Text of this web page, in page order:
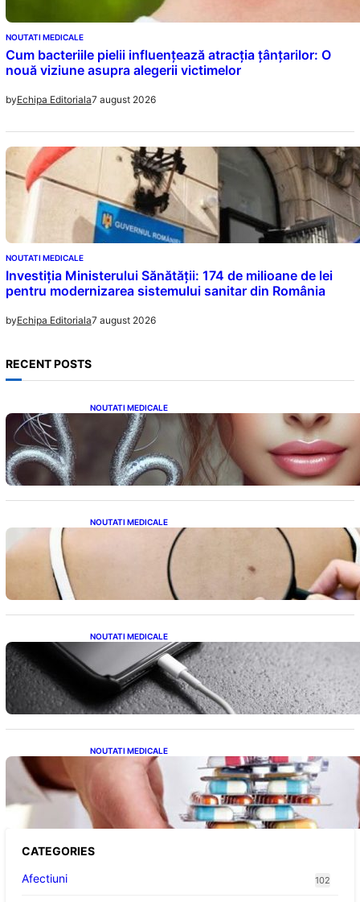
NOUTATI MEDICALE
Cum bacteriile pielii influențează atracția țânțarilor: O
nouă viziune asupra alegerii victimelor
byEchipa Editoriala7 august 2026
NOUTATI MEDICALE
Investiția Ministerului Sănătății: 174 de milioane de lei
pentru modernizarea sistemului sanitar din România
byEchipa Editoriala7 august 2026
RECENT POSTS
NOUTATI MEDICALE
Influența lui Venus: Dragoste, Noroc și
Oportunități pentru Tauri și Balanțe în
Weekendul 8-9 August
NOUTATI MEDICALE
10 Semne Ascunse ale Cancerului de Piele:
Ce Trebuie să Știm pentru a Ne Proteja
NOUTATI MEDICALE
Încărcarea Telefonului Pe Timp de Noapte:
Mituri, Realități și Impact Asupra Bateriei
NOUTATI MEDICALE
Criza Medicamentelor pentru Tulburări
Digestive: Ce Înseamnă Suspendarea Colebil
și Panzcebil pentru Pacienți
CATEGORIES
Afectiuni
102